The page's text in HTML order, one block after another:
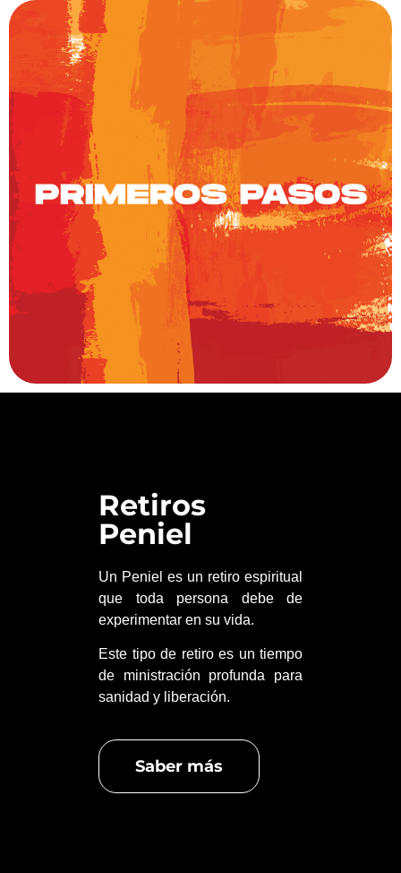
Retiros
Peniel
Un Peniel es un retiro espiritual
que toda persona debe de
experimentar en su vida.
Este tipo de retiro es un tiempo
de ministración profunda para
sanidad y liberación.
Saber más